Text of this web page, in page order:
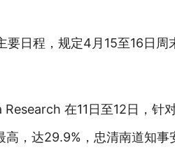
日程，规定4月15至16日
在11日至12日，针
，达29.9%，忠清南道知事